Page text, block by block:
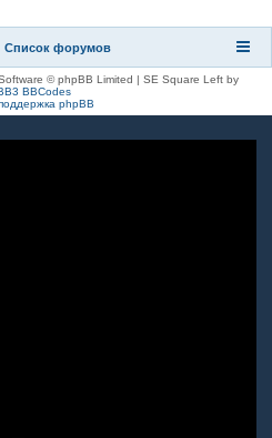
Список форумов
© phpBB Limited | SE Square Left by
BBCodes
phpBB